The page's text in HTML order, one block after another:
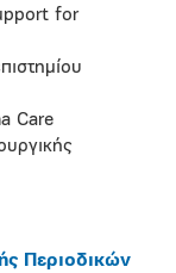
for
Care
Περιοδικών